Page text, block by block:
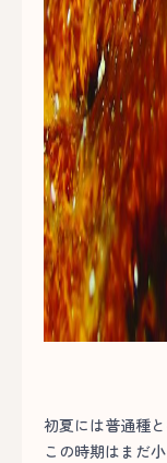
初夏には普通種
この時期はまだ